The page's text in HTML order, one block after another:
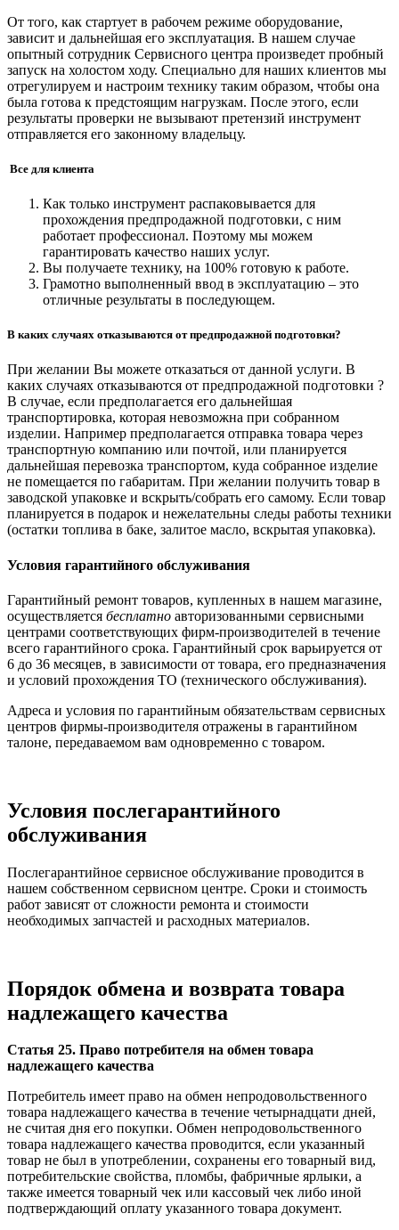
От того, как стартует в рабочем режиме оборудование,
зависит и дальнейшая его эксплуатация. В нашем случае
опытный сотрудник Сервисного центра произведет пробный
запуск на холостом ходу. Специально для наших клиентов мы
отрегулируем и настроим технику таким образом, чтобы она
была готова к предстоящим нагрузкам. После этого, если
результаты проверки не вызывают претензий инструмент
отправляется его законному владельцу.
Все для клиента
Как только инструмент распаковывается для
прохождения предпродажной подготовки, с ним
работает профессионал. Поэтому мы можем
гарантировать качество наших услуг.
Вы получаете технику, на 100% готовую к работе.
Грамотно выполненный ввод в эксплуатацию – это
отличные результаты в последующем.
В каких случаях отказываются от предпродажной подготовки?
При желании Вы можете отказаться от данной услуги. В
каких случаях отказываются от предпродажной подготовки ?
В случае, если предполагается его дальнейшая
транспортировка, которая невозможна при собранном
изделии. Например предполагается отправка товара через
транспортную компанию или почтой, или планируется
дальнейшая перевозка транспортом, куда собранное изделие
не помещается по габаритам. При желании получить товар в
заводской упаковке и вскрыть/собрать его самому. Если товар
планируется в подарок и нежелательны следы работы техники
(остатки топлива в баке, залитое масло, вскрытая упаковка).
Условия гарантийного обслуживания
Гарантийный ремонт товаров, купленных в нашем магазине,
осуществляется бесплатно авторизованными сервисными
центрами соответствующих фирм-производителей в течение
всего гарантийного срока. Гарантийный срок варьируется от
6 до 36 месяцев, в зависимости от товара, его предназначения
и условий прохождения ТО (технического обслуживания).
Адреса и условия по гарантийным обязательствам сервисных
центров фирмы-производителя отражены в гарантийном
талоне, передаваемом вам одновременно с товаром.
Условия послегарантийного
обслуживания
Послегарантийное сервисное обслуживание проводится в
нашем собственном сервисном центре. Сроки и стоимость
работ зависят от сложности ремонта и стоимости
необходимых запчастей и расходных материалов.
Порядок обмена и возврата товара
надлежащего качества
Статья 25. Право потребителя на обмен товара
надлежащего качества
Потребитель имеет право на обмен непродовольственного
товара надлежащего качества в течение четырнадцати дней,
не считая дня его покупки. Обмен непродовольственного
товара надлежащего качества проводится, если указанный
товар не был в употреблении, сохранены его товарный вид,
потребительские свойства, пломбы, фабричные ярлыки, а
также имеется товарный чек или кассовый чек либо иной
подтверждающий оплату указанного товара документ.